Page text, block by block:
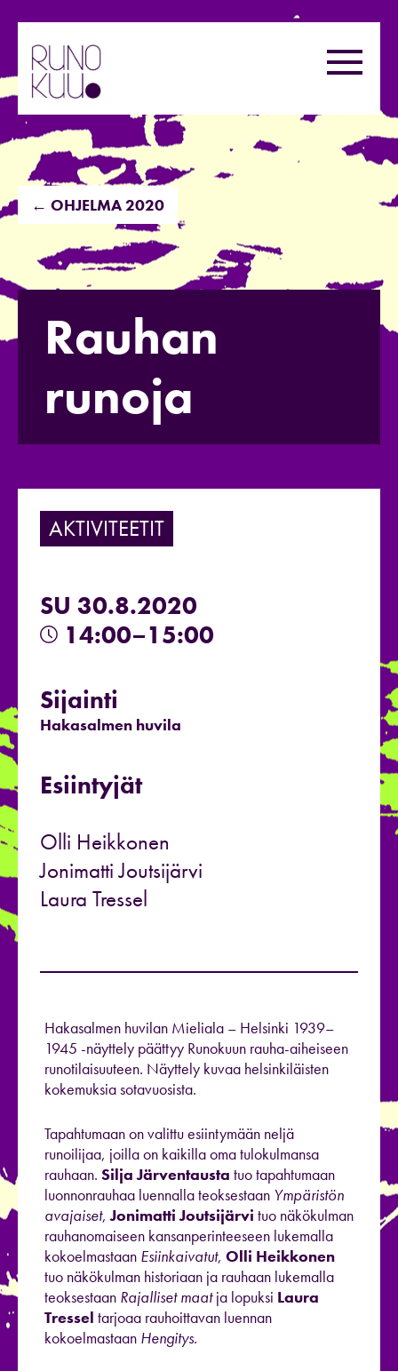
sisältöön
← OHJELMA 2020
Rauhan
runoja
AKTIVITEETIT
SU 30.8.2020
14:00–15:00
Sijainti
Hakasalmen huvila
Esiintyjät
Olli Heikkonen
Jonimatti Joutsijärvi
Laura Tressel
Hakasalmen huvilan Mieliala – Helsinki 1939–
1945 -näyttely päättyy Runokuun rauha-aiheiseen
runotilaisuuteen. Näyttely kuvaa helsinkiläisten
kokemuksia sotavuosista.
Tapahtumaan on valittu esiintymään neljä
runoilijaa, joilla on kaikilla oma tulokulmansa
rauhaan. Silja Järventausta tuo tapahtumaan
luonnonrauhaa luennalla teoksestaan Ympäristön
avajaiset,Jonimatti Joutsijärvi tuo näkökulman
rauhanomaiseen kansanperinteeseen lukemalla
kokoelmastaan Esiinkaivatut, Olli Heikkonen
tuo näkökulman historiaan ja rauhaan lukemalla
teoksestaan Rajalliset maatja lopuksi Laura
Tressel tarjoaa rauhoittavan luennan
kokoelmastaan Hengitys.